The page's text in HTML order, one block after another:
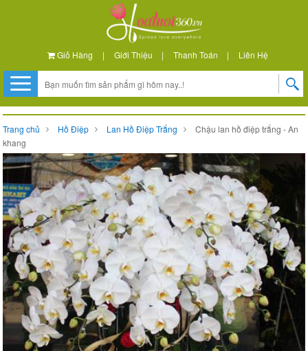
Giỏ Hàng | Giới Thiệu | Thanh Toán | Liên Hệ
Trang chủ Hồ Điệp Lan Hồ Điệp Trắng
Chậu lan hồ điệp trắng - An
khang